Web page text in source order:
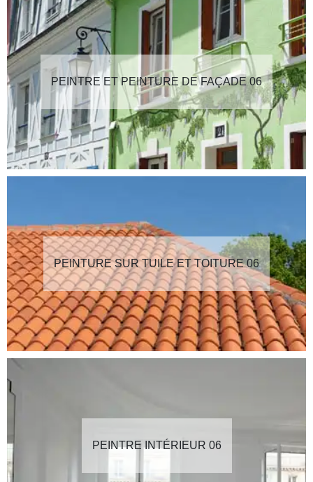
PEINTRE ET PEINTURE DE FAÇADE 06
PEINTURE SUR TUILE ET TOITURE 06
PEINTRE INTÉRIEUR 06